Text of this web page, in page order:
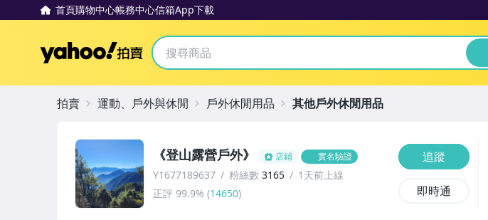
首頁購物中心帳務中心信箱App下載
Yahoo拍賣
《登山露營戶外》 店鋪 實名驗證
Y1677189637 粉絲數 3165
1天前上線
正評 99.9% (14650)
追蹤
即時通
拍賣 運動、戶外與休閒 戶外休閒用品 其他戶外休閒用品